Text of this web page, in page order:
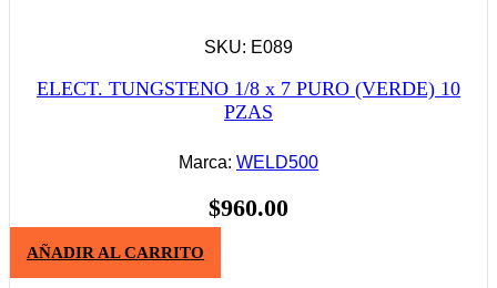
SKU: E089
ELECT. TUNGSTENO 1/8 x 7 PURO (VERDE) 10
PZAS
Marca: WELD500
$960.00
AÑADIR AL CARRITO